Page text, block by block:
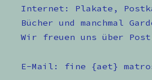
Internet: Plakate,
Bücher und manchmal
Wir freuen uns über
E-Mail: fine {aet}